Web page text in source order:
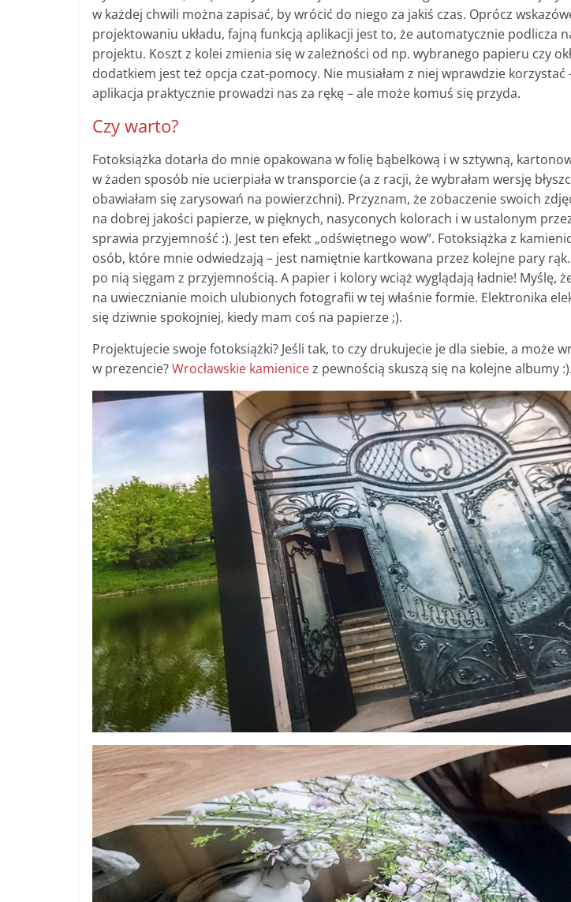
w każdej chwili można zapisać, by wrócić do niego za jakiś czas. Oprócz
projektowaniu układu, fajną funkcją aplikacji jest to, że automatycznie podlicza
projektu. Koszt z kolei zmienia się w zależności od np. wybranego papieru czy
dodatkiem jest też opcja czat-pomocy. Nie musiałam z niej wprawdzie korzystać
aplikacja praktycznie prowadzi nas za rękę – ale może komuś się przyda.
Czy warto?
Fotoksiążka dotarła do mnie opakowana w folię bąbelkową i w sztywną,
w żaden sposób nie ucierpiała w transporcie (a z racji, że wybrałam wersję
obawiałam się zarysowań na powierzchni). Przyznam, że zobaczenie swoich
na dobrej jakości papierze, w pięknych, nasyconych kolorach i w ustalonym
sprawia przyjemność :). Jest ten efekt „odświętnego wow”. Fotoksiążka z
osób, które mnie odwiedzają – jest namiętnie kartkowana przez kolejne pary
po nią sięgam z przyjemnością. A papier i kolory wciąż wyglądają ładnie! Myślę,
na uwiecznianie moich ulubionych fotografii w tej właśnie formie. Elektronika
się dziwnie spokojniej, kiedy mam coś na papierze ;).
Projektujecie swoje fotoksiążki? Jeśli tak, to czy drukujecie je dla siebie, a może
w prezencie?Wrocławskie kamienicez pewnością skuszą się na kolejne albumy :).